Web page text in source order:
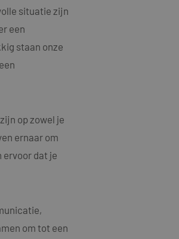
situatie zijn
een
staan onze
op zowel je
ernaar om
ervoor dat je
om tot een